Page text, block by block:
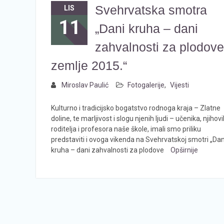
LIS
11
Svehrvatska smotra
„Dani kruha – dani
zahvalnosti za plodove
zemlje 2015.“
Miroslav Paulić Fotogalerije, Vijesti
Kulturno i tradicijsko bogatstvo rodnoga kraja – Zlatne
doline, te marljivost i slogu njenih ljudi – učenika,
roditelja i profesora naše škole, imali smo priliku
predstaviti i ovoga vikenda na Svehrvatskoj smotri
kruha – dani zahvalnosti za plodove
Opširnije